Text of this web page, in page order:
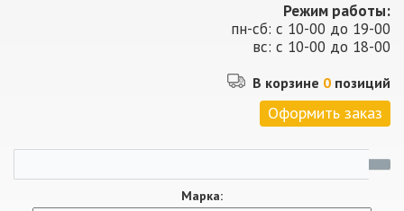
Режим работы:
пн-сб: с 10-00 до 19-00
вс: с 10-00 до 18-00
В корзине 0 позиций
Оформить заказ
Марка: